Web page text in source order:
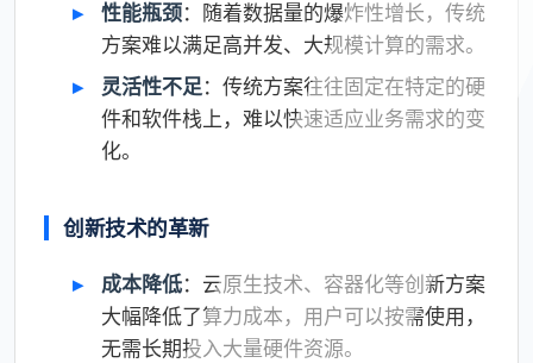
性能瓶颈：随着数据量的爆炸性增长，传统
方案难以满足高并发、大规模计算的需求。
灵活性不足：传统方案往往固定在特定的硬
件和软件栈上，难以快速适应业务需求的变
化。
创新技术的革新
成本降低：云原生技术、容器化等创新方案
大幅降低了算力成本，用户可以按需使用，
无需长期投入大量硬件资源。